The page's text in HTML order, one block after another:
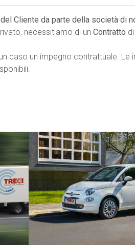
Cliente da parte della società di
necessitiamo di un Contratto
caso un impegno contrattuale. Le